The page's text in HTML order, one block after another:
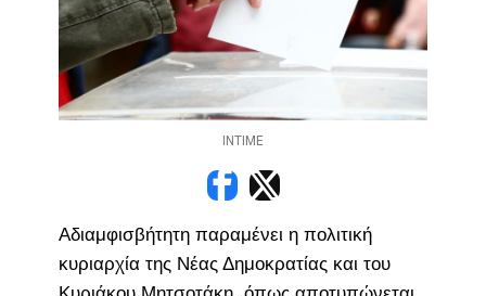
INTIME
Αδιαμφισβήτητη παραμένει η πολιτική
κυριαρχία της Νέας Δημοκρατίας και του